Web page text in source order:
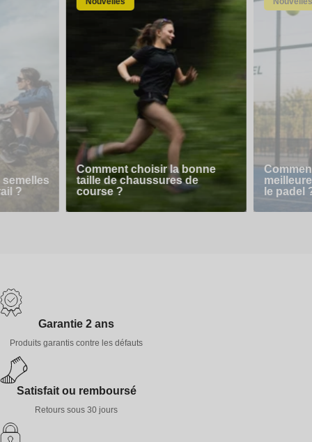
?
Comment choisir la bonne
taille de chaussures de
course ?
le padel
Garantie 2 ans
Produits garantis contre les défauts
Satisfait ou remboursé
Retours sous 30 jours